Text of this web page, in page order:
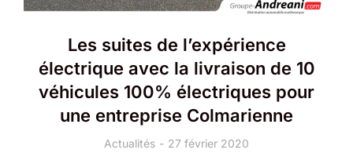
Les suites de l’expérience
électrique avec la livraison de 10
véhicules 100% électriques pour
une entreprise Colmarienne
Actualités 27 février 2020